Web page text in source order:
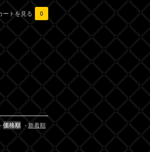
ートを見る 0
-価格順 -新着順